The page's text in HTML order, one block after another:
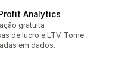
Analytics
todogratuita
de lucro e LTV. Tome
em dados.